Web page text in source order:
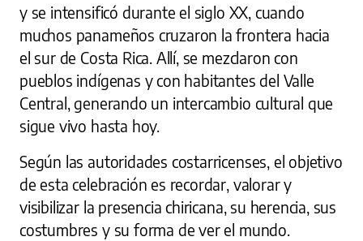
y se intensificó durante el siglo XX, cuando
muchos panameños cruzaron la frontera hacia
el sur de Costa Rica. Allí, se mezclaron con
pueblos indígenas y con habitantes del Valle
Central, generando un intercambio cultural que
sigue vivo hasta hoy.
Según las autoridades costarricenses, el objetivo
de esta celebración es recordar, valorar y
visibilizar la presencia chiricana, su herencia, sus
costumbres y su forma de ver el mundo.